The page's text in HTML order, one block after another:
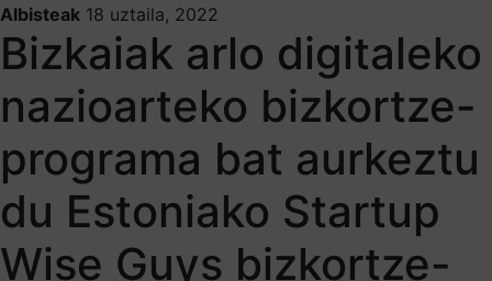
Albisteak 18 uztaila, 2022
Bizkaiak arlo digitaleko
nazioarteko bizkortze-
programa bat aurkeztu
du Estoniako Startup
Wise Guys bizkortze-